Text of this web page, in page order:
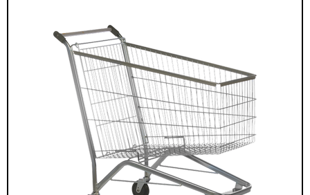
MELHOR OPÇÃO EM DIVERSOS LOCAISAs pessoas
preferem ir a um supermercado para realiz...